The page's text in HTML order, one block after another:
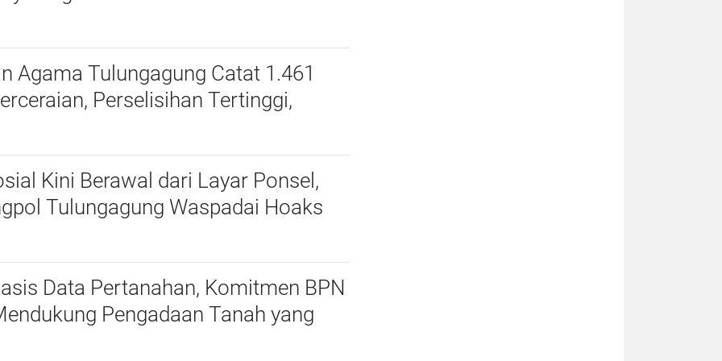
Agama Tulungagung Catat 1.461
Perselisihan Tertinggi,
Zina Jadi Alasan
Kini Berawal dari Layar Ponsel,
Tulungagung Waspadai Hoaks
Data Pertanahan, Komitmen BPN
Pengadaan Tanah yang
Halo